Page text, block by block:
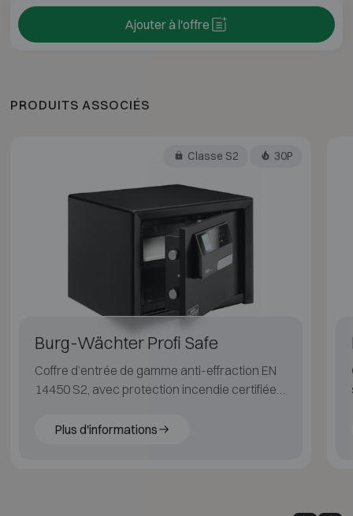
Ajouter à l'offre
PRODUITS ASSOCIÉS
Classe S2 30P
Burg-Wächter Profi Safe
Coffre d’entrée de gamme anti-effraction EN
14450 S2, avec protection incendie certifiée
Plus d'informations